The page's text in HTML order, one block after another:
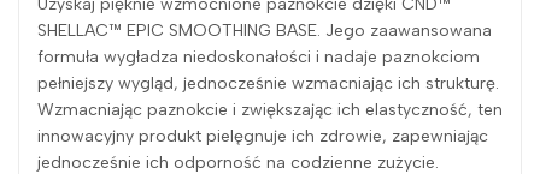
SHELLAC™ EPIC SMOOTHING BASE. Jego zaawansowana
formuła wygładza niedoskonałości i nadaje paznokciom
pełniejszy wygląd, jednocześnie wzmacniając ich strukturę.
Wzmacniając paznokcie i zwiększając ich elastyczność, ten
innowacyjny produkt pielęgnuje ich zdrowie, zapewniając
jednocześnie ich odporność na codzienne zużycie.